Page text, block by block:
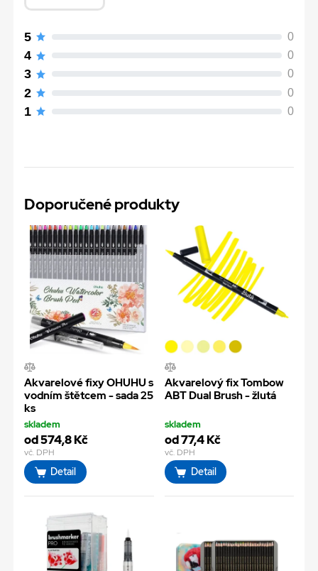
5 0
4 0
3 0
2 0
1 0
Doporučené produkty
Akvarelové fixy OHUHU s
vodním štětcem - sada 25
ks
skladem
od 574,8 Kč
vč. DPH
Detail
Akvarelový fix Tombow
ABT Dual Brush - žlutá
skladem
od 77,4 Kč
vč. DPH
Detail